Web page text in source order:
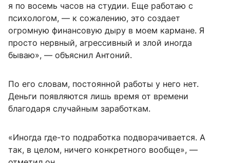
я по восемь часов на студии. Еще работаю с
психологом, — к сожалению, это создает
огромную финансовую дыру в моем кармане. Я
просто нервный, агрессивный и злой иногда
бываю», — объяснил Антоний.
По его словам, постоянной работы у него нет.
Деньги появляются лишь время от времени
благодаря случайным заработкам.
«Иногда где-то подработка подворачивается. А
так, в целом, ничего конкретного вообще», —